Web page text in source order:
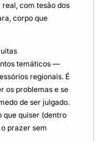
com tesão dos
corpo que
temáticos —
regionais. É
os problemas e se
de ser julgado.
que quiser (dentro
prazer sem